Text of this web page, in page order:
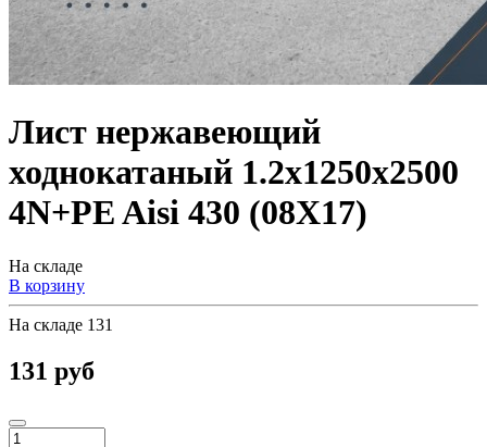
Лист нержавеющий
ходнокатаный 1.2х1250х2500
4N+PE Aisi 430 (08Х17)
На складе
В корзину
На складе 131
131 руб